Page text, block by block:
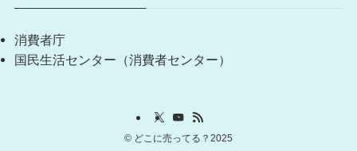
消費者庁
国民生活センター（消費者センター）
© どこに売ってる？2025